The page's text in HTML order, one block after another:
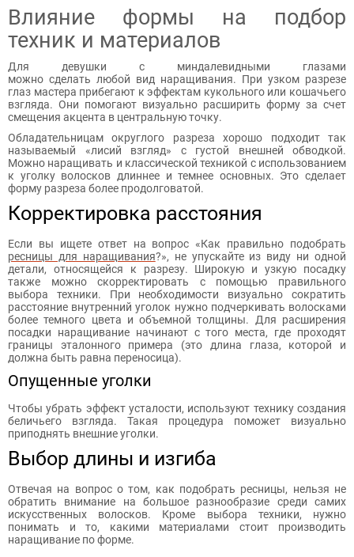
Влияние формы на подбор
техник и материалов
Для девушки с миндалевидными глазами
можно сделать любой вид наращивания. При узком разрезе
глаз мастера прибегают к эффектам кукольного или кошачьего
взгляда. Они помогают визуально расширить форму за счет
смещения акцента в центральную точку.
Обладательницам округлого разреза хорошо подходит так
называемый «лисий взгляд» с густой внешней обводкой.
Можно наращивать и классической техникой с использованием
к уголку волосков длиннее и темнее основных. Это сделает
форму разреза более продолговатой.
Корректировка расстояния
Если вы ищете ответ на вопрос «Как правильно подобрать
ресницы для наращивания?», не упускайте из виду ни одной
детали, относящейся к разрезу. Широкую и узкую посадку
также можно скорректировать с помощью правильного
выбора техники. При необходимости визуально сократить
расстояние внутренний уголок нужно подчеркивать волосками
более темного цвета и объемной толщины. Для расширения
посадки наращивание начинают с того места, где проходят
границы эталонного примера (это длина глаза, которой и
должна быть равна переносица).
Опущенные уголки
Чтобы убрать эффект усталости, используют технику создания
беличьего взгляда. Такая процедура поможет визуально
приподнять внешние уголки.
Выбор длины и изгиба
Отвечая на вопрос о том, как подобрать ресницы, нельзя не
обратить внимание на большое разнообразие среди самих
искусственных волосков. Кроме выбора техники, нужно
понимать и то, какими материалами стоит производить
наращивание по форме.